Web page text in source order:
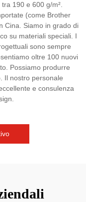
190 e 600 g/m².
(come Brother
Cina. Siamo in grado di
su materiali speciali. I
sono sempre
oltre 100 nuovi
Possiamo produrre
Il nostro personale
e consulenza